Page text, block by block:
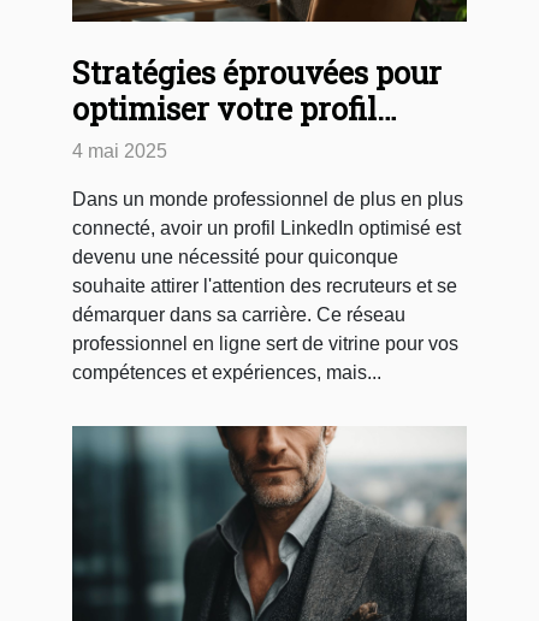
Stratégies éprouvées pour
optimiser votre profil
LinkedIn et attirer des
recruteurs
4 mai 2025
Dans un monde professionnel de plus en plus
connecté, avoir un profil LinkedIn optimisé est
devenu une nécessité pour quiconque
souhaite attirer l'attention des recruteurs et se
démarquer dans sa carrière. Ce réseau
professionnel en ligne sert de vitrine pour vos
compétences et expériences, mais...